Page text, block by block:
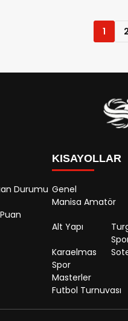
1 2
Durumu
KISAYOLLAR
Genel
Manisa Amatör
Alt Yapı
Karaelmas
Spor
Masterler
Futbol Turnuvası